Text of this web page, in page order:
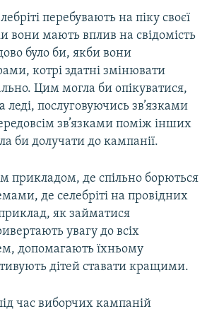
перебувають на піку своєї
вони мають вплив на свідомість
було би, якби вони
котрі здатні змінювати
Цим могла би опікуватися,
послуговуючись зв’язками
зв’язками поміж інших
би долучати до кампанії.
прикладом, де спільно борються
де селебріті на провідних
як займатися
увагу до всіх
допомагають їхньому
дітей ставати кращими.
час виборчих кампаній